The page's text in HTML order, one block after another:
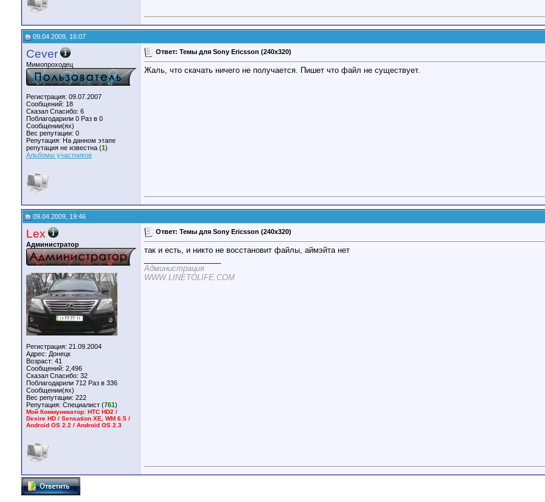
09.04.2009, 16:07
Cever
Мимопроходец
Регистрация: 09.07.2007
Сообщений: 18
Сказал Спасибо: 6
Поблагодарили 0 Раз в 0
Сообщении(ях)
Вес репутации: 0
Репутация: На данном этапе
репутация не известна (1)
Альбомы участников
Ответ: Темы для Sony Ericsson (240x320)
Жаль, что скачать ничего не получается. Пишет что файл не существует.
09.04.2009, 19:46
Lex
Администратор
Регистрация: 21.09.2004
Адрес: Донецк
Возраст: 41
Сообщений: 2,496
Сказал Спасибо: 32
Поблагодарили 712 Раз в 336
Сообщении(ях)
Вес репутации: 222
Репутация: Специалист (761)
Мой Коммуникатор: HTC HD2 /
Desire HD / Sensation XE, WM 6.5 /
Android OS 2.2 / Android OS 2.3
Ответ: Темы для Sony Ericsson (240x320)
так и есть, и никто не восстановит файлы, аймэйта нет
Администрация
WWW.LINETOLIFE.COM